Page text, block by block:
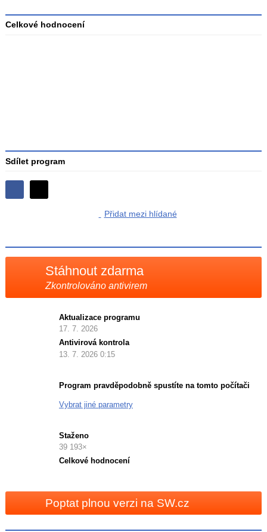
Celkové hodnocení
Sdílet program
Sdílejte
Přidat mezi hlídané
Stáhnout zdarma
Zkontrolováno antivirem
Aktualizace programu
17. 7. 2026
Antivirová kontrola
13. 7. 2026 0:15
Program pravděpodobně spustíte na tomto počítači
Vybrat jiné parametry
Staženo
39 193×
Celkové hodnocení
3
Poptat plnou verzi na SW.cz